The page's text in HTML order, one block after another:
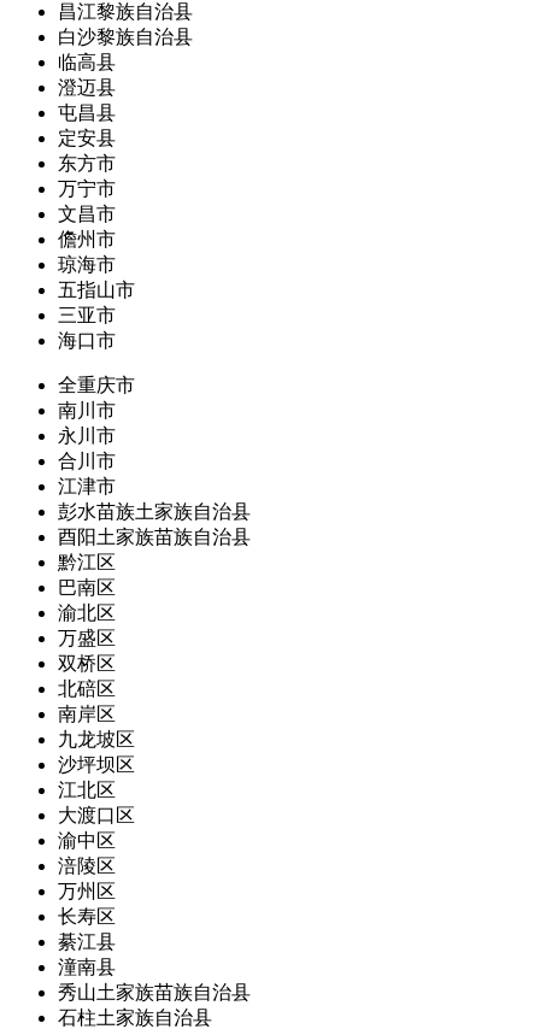
昌江黎族自治县
白沙黎族自治县
临高县
澄迈县
屯昌县
定安县
东方市
万宁市
文昌市
儋州市
琼海市
五指山市
三亚市
海口市
全重庆市
南川市
永川市
合川市
江津市
彭水苗族土家族自治县
酉阳土家族苗族自治县
黔江区
巴南区
渝北区
万盛区
双桥区
北碚区
南岸区
九龙坡区
沙坪坝区
江北区
大渡口区
渝中区
涪陵区
万州区
长寿区
綦江县
潼南县
秀山土家族苗族自治县
石柱土家族自治县